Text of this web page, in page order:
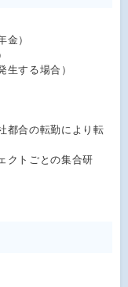
金）
する場合）
都合の転勤により転
クトごとの集合研